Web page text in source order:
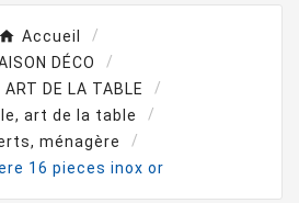
Accueil
DÉCO
ART DE LA TABLE
art de la table
ménagère
16 pieces inox or